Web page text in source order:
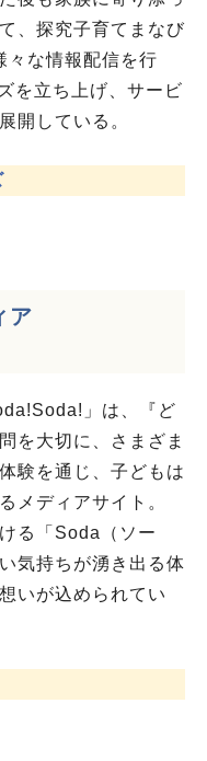
、探究子育てまなび
々な情報配信を行
を立ち上げ、サービ
開している。
ア
」は、『ど
を大切に、さまざま
験を通じ、子どもは
メディアサイト。
る「Soda（ソー
気持ちが湧き出る体
いが込められてい